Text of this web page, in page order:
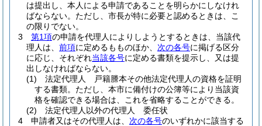
は提出し、本人による申請であることを明らかにしなけれ
ばならない。 ただし、市長が特に必要と認めるときは、こ
の限りでない。
3
第1項の申請を代理人によりしようとするときは、当該代
理人は、 前項に定めるもものほか、 次の各号に掲げる区分
に応じ、それぞれ当該各号に定める書類を提示し、又は提
出しなければならない。
(1)
法定代理人 戸籍謄本その他法定代理人の資格を証明
する書類。 ただし、本市に備付けの公簿等により当該資
格を確認できる場合は、これを省略することができる。
(2)
法定代理人以外の代理人 委任状
4
申請者又はその代理人は、 次の各号のいずれかに該当する